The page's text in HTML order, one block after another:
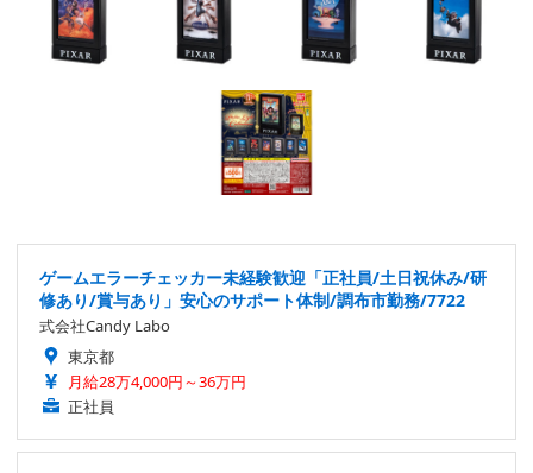
ゲームエラーチェッカー未経験歓迎「正社員/土日祝休み/研
修あり/賞与あり」安心のサポート体制/調布市勤務/7722
式会社Candy Labo
東京都
月給28万4,000円～36万円
正社員